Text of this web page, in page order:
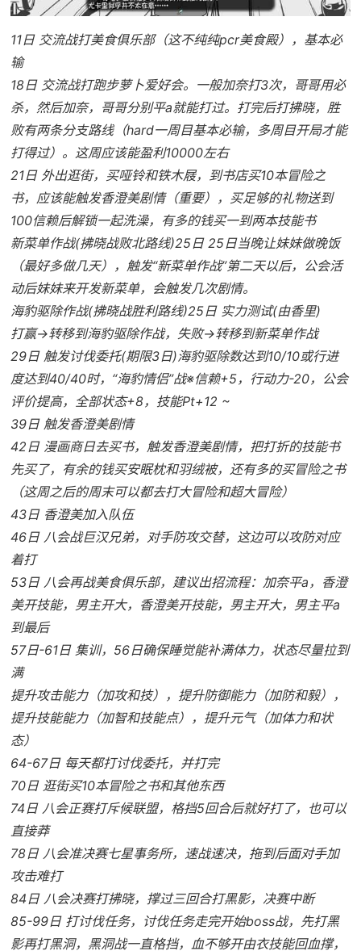
11日 交流战打美食俱乐部（这不纯纯pcr美食殿），基本必
输
18日 交流战打跑步萝卜爱好会。一般加奈打3次，哥哥用必
杀，然后加奈，哥哥分别平a就能打过。打完后打拂晓，胜
败有两条分支路线（hard一周目基本必输，多周目开局才能
打得过）。这周应该能盈利10000左右
21日 外出逛街，买哑铃和铁木屐，到书店买10本冒险之
书，应该能触发香澄美剧情（重要），买足够的礼物送到
100信赖后解锁一起洗澡，有多的钱买一到两本技能书
新菜单作战(拂晓战败北路线)25日 25日当晚让妹妹做晚饭
（最好多做几天），触发“新菜单作战”第二天以后，公会活
动后妹妹来开发新菜单，会触发几次剧情。
海豹驱除作战(拂晓战胜利路线)25日 实力测试(由香里)
打赢→转移到海豹驱除作战，失败→转移到新菜单作战
29日 触发讨伐委托(期限3日)海豹驱除数达到10/10或行进
度达到40/40时，“海豹情侣”战※信赖+5，行动力-20，公会
评价提高，全部状态+8，技能Pt+12 ~
39日 触发香澄美剧情
42日 漫画商日去买书，触发香澄美剧情，把打折的技能书
先买了，有余的钱买安眠枕和羽绒被，还有多的买冒险之书
（这周之后的周末可以都去打大冒险和超大冒险）
43日 香澄美加入队伍
46日 八会战巨汉兄弟，对手防攻交替，这边可以攻防对应
着打
53日 八会再战美食俱乐部，建议出招流程：加奈平a，香澄
美开技能，男主开大，香澄美开技能，男主开大，男主平a
到最后
57日-61日 集训，56日确保睡觉能补满体力，状态尽量拉到
满
提升攻击能力（加攻和技），提升防御能力（加防和毅），
提升技能能力（加智和技能点），提升元气（加体力和状
态）
64-67日 每天都打讨伐委托，并打完
70日 逛街买10本冒险之书和其他东西
74日 八会正赛打斥候联盟，格挡5回合后就好打了，也可以
直接莽
78日 八会准决赛七星事务所，速战速决，拖到后面对手加
攻击难打
84日 八会决赛打拂晓，撑过三回合打黑影，决赛中断
85-99日 打讨伐任务，讨伐任务走完开始boss战，先打黑
影再打黑洞，黑洞战一直格挡，血不够开由衣技能回血撑，